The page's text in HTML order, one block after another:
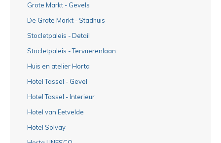
Grote Markt - Gevels
De Grote Markt - Stadhuis
Stocletpaleis - Detail
Stocletpaleis - Tervuerenlaan
Huis en atelier Horta
Hotel Tassel - Gevel
Hotel Tassel - Interieur
Hotel van Eetvelde
Hotel Solvay